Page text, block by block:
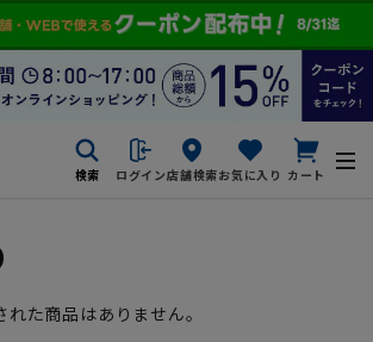
検索 ログイン店舗検索お気に入り カート
た商品はありません。